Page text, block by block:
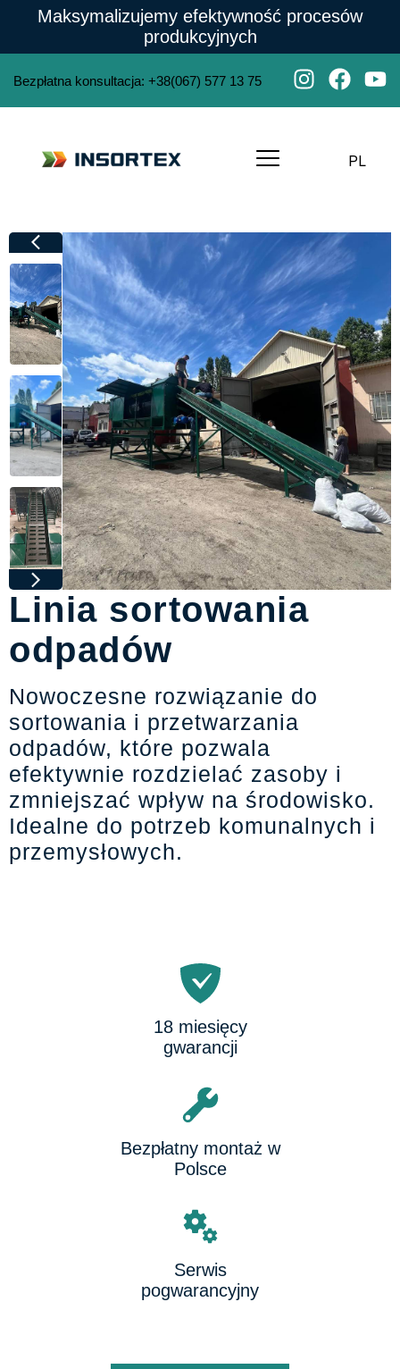
Maksymalizujemy efektywność procesów
produkcyjnych
Bezpłatna konsultacja: +38(067) 577 13 75
PL
Linia sortowania
odpadów
Nowoczesne rozwiązanie do
sortowania i przetwarzania
odpadów, które pozwala
efektywnie rozdzielać zasoby i
zmniejszać wpływ na środowisko.
Idealne do potrzeb komunalnych i
przemysłowych.
18 miesięcy
gwarancji
Bezpłatny montaż w
Polsce
Serwis
pogwarancyjny